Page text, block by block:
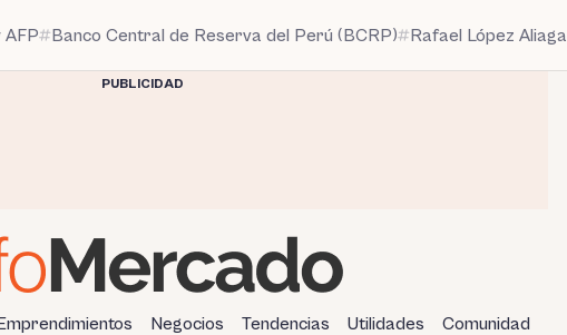
AFP Banco Central de Reserva del Perú (BCRP) Rafael López Aliaga
PUBLICIDAD
Negocios Tendencias Utilidades Comunidad